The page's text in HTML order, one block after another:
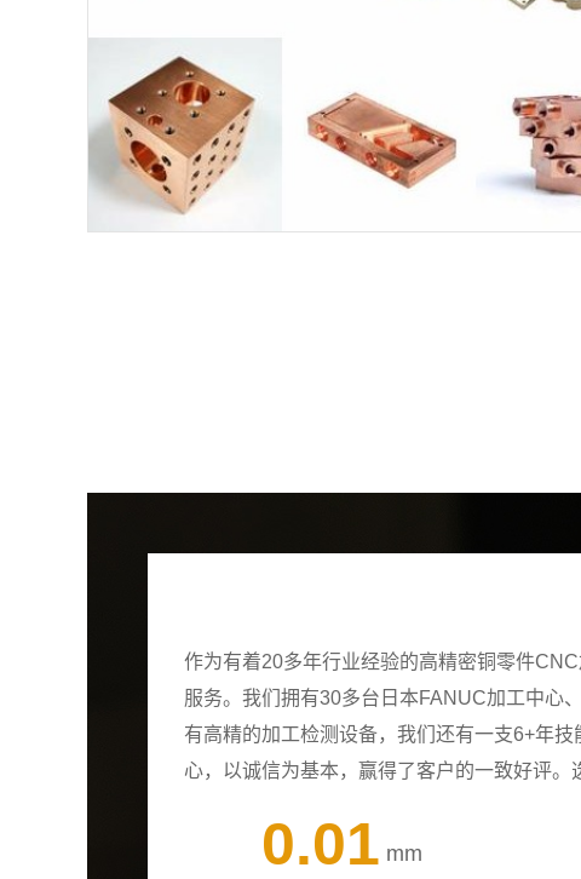
作为有着20多年行业经验的高精密铜零件
服务。我们拥有30多台日本FANUC加工中心
有高精的加工检测设备，我们还有一支6+年
心，以诚信为基本，赢得了客户的一致好评。
0.01 mm